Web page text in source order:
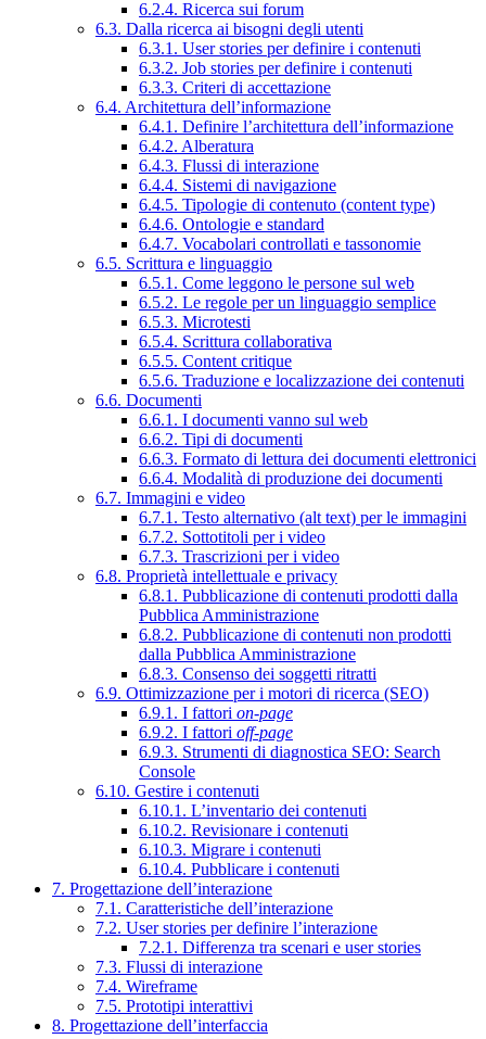
6.2.4. Ricerca sui forum
6.3. Dalla ricerca ai bisogni degli utenti
6.3.1. User stories per definire i contenuti
6.3.2. Job stories per definire i contenuti
6.3.3. Criteri di accettazione
6.4. Architettura dell’informazione
6.4.1. Definire l’architettura dell’informazione
6.4.2. Alberatura
6.4.3. Flussi di interazione
6.4.4. Sistemi di navigazione
6.4.5. Tipologie di contenuto (content type)
6.4.6. Ontologie e standard
6.4.7. Vocabolari controllati e tassonomie
6.5. Scrittura e linguaggio
6.5.1. Come leggono le persone sul web
6.5.2. Le regole per un linguaggio semplice
6.5.3. Microtesti
6.5.4. Scrittura collaborativa
6.5.5. Content critique
6.5.6. Traduzione e localizzazione dei contenuti
6.6. Documenti
6.6.1. I documenti vanno sul web
6.6.2. Tipi di documenti
6.6.3. Formato di lettura dei documenti elettronici
6.6.4. Modalità di produzione dei documenti
6.7. Immagini e video
6.7.1. Testo alternativo (alt text) per le immagini
6.7.2. Sottotitoli per i video
6.7.3. Trascrizioni per i video
6.8. Proprietà intellettuale e privacy
6.8.1. Pubblicazione di contenuti prodotti dalla
Pubblica Amministrazione
6.8.2. Pubblicazione di contenuti non prodotti
dalla Pubblica Amministrazione
6.8.3. Consenso dei soggetti ritratti
6.9. Ottimizzazione per i motori di ricerca (SEO)
6.9.1. I fattori on-page
6.9.2. I fattori off-page
6.9.3. Strumenti di diagnostica SEO: Search
Console
6.10. Gestire i contenuti
6.10.1. L’inventario dei contenuti
6.10.2. Revisionare i contenuti
6.10.3. Migrare i contenuti
6.10.4. Pubblicare i contenuti
7. Progettazione dell’interazione
7.1. Caratteristiche dell’interazione
7.2. User stories per definire l’interazione
7.2.1. Differenza tra scenari e user stories
7.3. Flussi di interazione
7.4. Wireframe
7.5. Prototipi interattivi
8. Progettazione dell’interfaccia